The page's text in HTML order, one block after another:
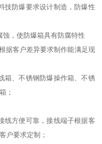
技防爆要求设计制造，防爆性
，使防爆箱具有防腐特性
据客户差异要求制作能满足现
箱、不锈钢防爆操作箱、不锈
；
线方便可靠，接线端子根据客
户要求定制；